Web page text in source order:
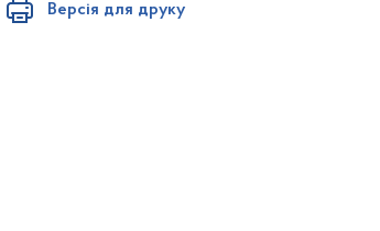
Версія для друку